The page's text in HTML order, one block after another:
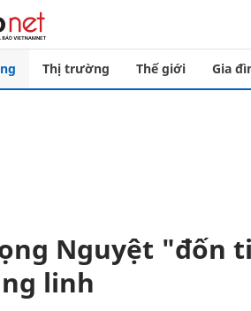
Thị trường Thế giới Gia
Nguyệt "đốn
linh